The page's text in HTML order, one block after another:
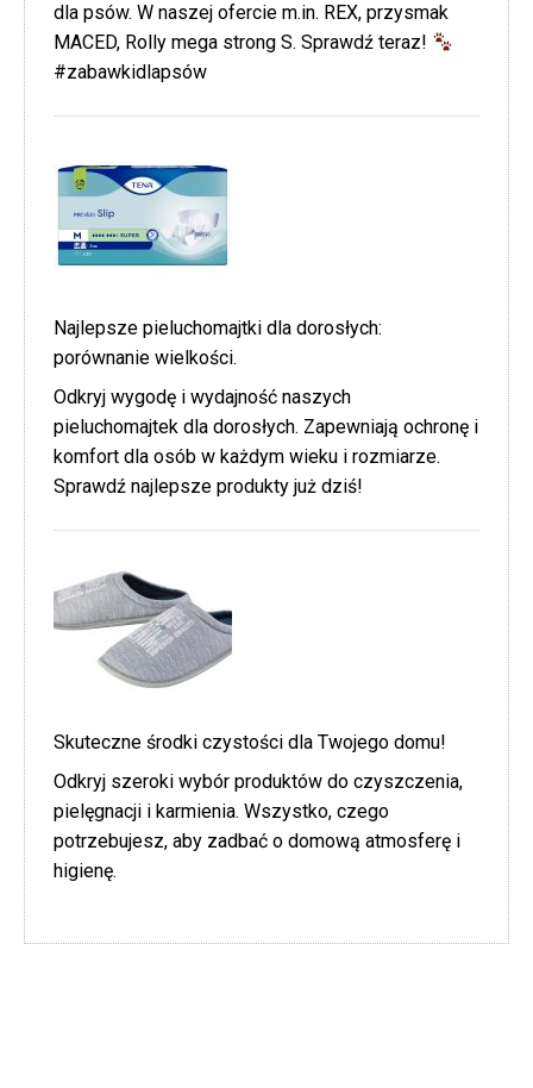
dla psów. W naszej ofercie m.in. REX, przysmak
MACED, Rolly mega strong S. Sprawdź teraz!
#zabawkidlapsów
Najlepsze pieluchomajtki dla dorosłych:
porównanie wielkości.
Odkryj wygodę i wydajność naszych
pieluchomajtek dla dorosłych. Zapewniają ochronę i
komfort dla osób w każdym wieku i rozmiarze.
Sprawdź najlepsze produkty już dziś!
Skuteczne środki czystości dla Twojego domu!
Odkryj szeroki wybór produktów do czyszczenia,
pielęgnacji i karmienia. Wszystko, czego
potrzebujesz, aby zadbać o domową atmosferę i
higienę.